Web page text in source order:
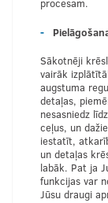
procesam.
Sākotnēji
vairāk
augstuma
detaļas,
nesasniedz
ceļus, un
iestatīt,
un detaļas
labāk. Pat ja
funkcijas var
Jūsu draugi